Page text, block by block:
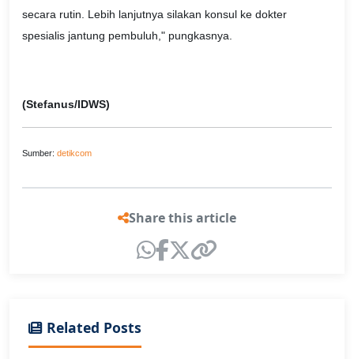
secara rutin. Lebih lanjutnya silakan konsul ke dokter
spesialis jantung pembuluh," pungkasnya.
(Stefanus/IDWS)
Sumber: detikcom
Share this article
Related Posts